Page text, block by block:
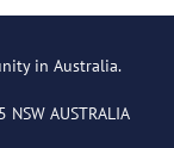
in Australia.
AUSTRALIA